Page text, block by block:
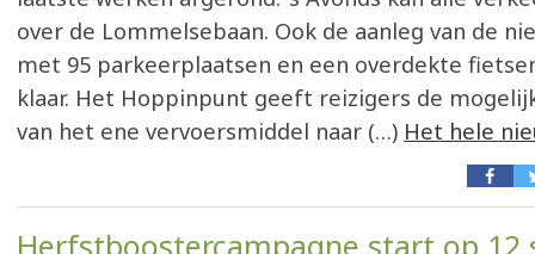
over de Lommelsebaan. Ook de aanleg van de
met 95 parkeerplaatsen en een overdekte
klaar. Het Hoppinpunt geeft reizigers de
van het ene vervoersmiddel naar (…) Het hele
Herfstboostercampagne start op 12